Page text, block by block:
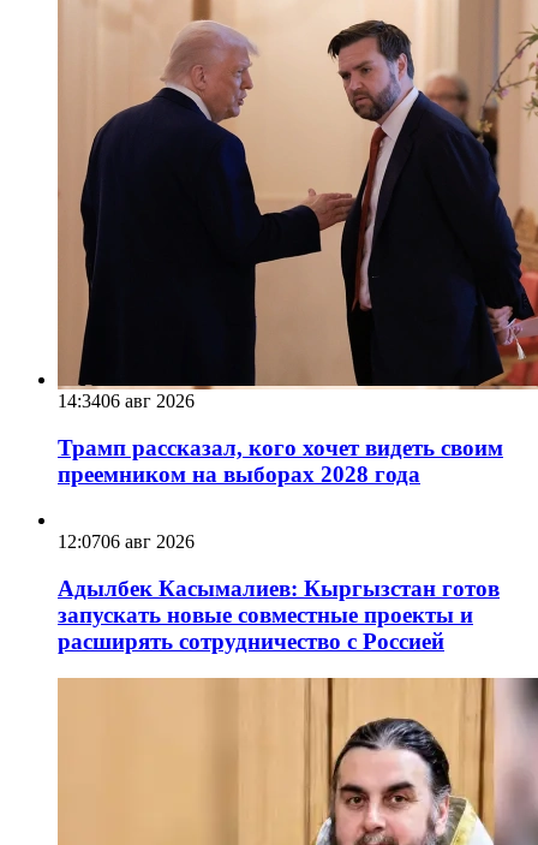
14:3406 авг 2026
Трамп рассказал, кого хочет видеть своим
преемником на выборах 2028 года
12:0706 авг 2026
Адылбек Касымалиев: Кыргызстан готов
запускать новые совместные проекты и
расширять сотрудничество с Россией